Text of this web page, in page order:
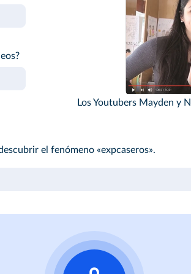
Los Youtubers Mayden y
el fenómeno «expcaseros».